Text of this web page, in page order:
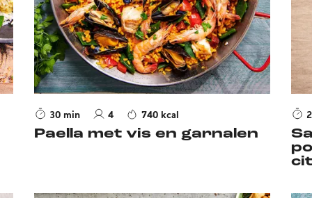
30 min 4 740 kcal
Paella met vis en garnalen